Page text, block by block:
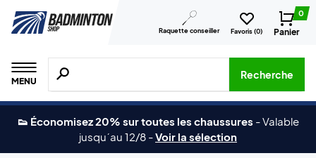
Raquette conseiller Favoris (0)
0
Panier
MENU
Recherche de produits, de marques, etc.
Recherche
👟 Économisez 20% sur toutes les chaussures -Valable
jusqu´au 12/8 -Voir la sélection